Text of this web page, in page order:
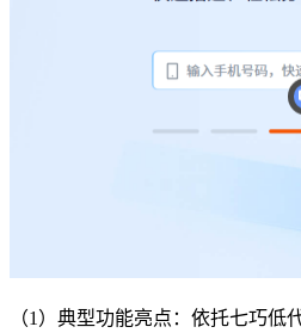
（1）典型功能亮点：依托七巧低